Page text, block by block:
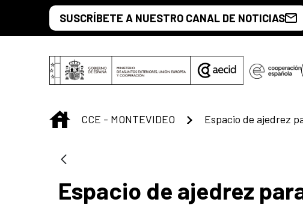
Skip to Main ContentSUSCRÍBETE A NUESTRO CANAL DE NOTICIAS
INICIO
CCE - MONTEVIDEO Espacio de ajedrez
Espacio de ajedrez